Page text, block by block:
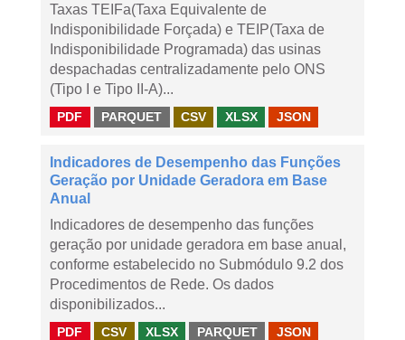
Taxas TEIFa(Taxa Equivalente de
Indisponibilidade Forçada) e TEIP(Taxa de
Indisponibilidade Programada) das usinas
despachadas centralizadamente pelo ONS
(Tipo I e Tipo II-A)...
PDF PARQUET CSV XLSX JSON
Indicadores de Desempenho das Funções
Geração por Unidade Geradora em Base
Anual
Indicadores de desempenho das funções
geração por unidade geradora em base anual,
conforme estabelecido no Submódulo 9.2 dos
Procedimentos de Rede. Os dados
disponibilizados...
PDF CSV XLSX PARQUET JSON